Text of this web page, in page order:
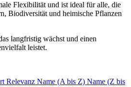
Flexibilität und ist ideal für alle, die
Biodiversität und heimische Pflanzen
langfristig wächst und einen
leistet.
Relevanz Name (A bis Z) Name (Z bis